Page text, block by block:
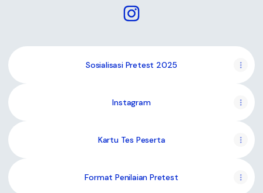
Sosialisasi Pretest 2025
Instagram
Kartu Tes Peserta
Format Penilaian Pretest